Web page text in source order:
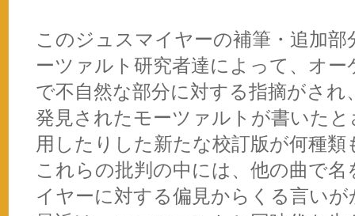
このジュスマイヤーの補筆・追加
ーツァルト研究者達によって、オ
で不自然な部分に対する指摘がさ
発見されたモーツァルトが書いた
用したりした新たな校訂版が何種
これらの批判の中には、他の曲で
イヤーに対する偏見からくる言い